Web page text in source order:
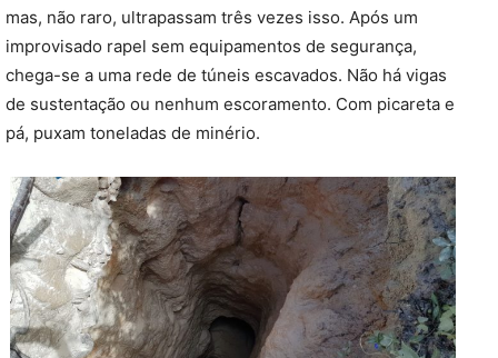
mas, não raro, ultrapassam três vezes isso. Após um
improvisado rapel sem equipamentos de segurança,
chega-se a uma rede de túneis escavados. Não há vigas
de sustentação ou nenhum escoramento. Com picareta e
pá, puxam toneladas de minério.